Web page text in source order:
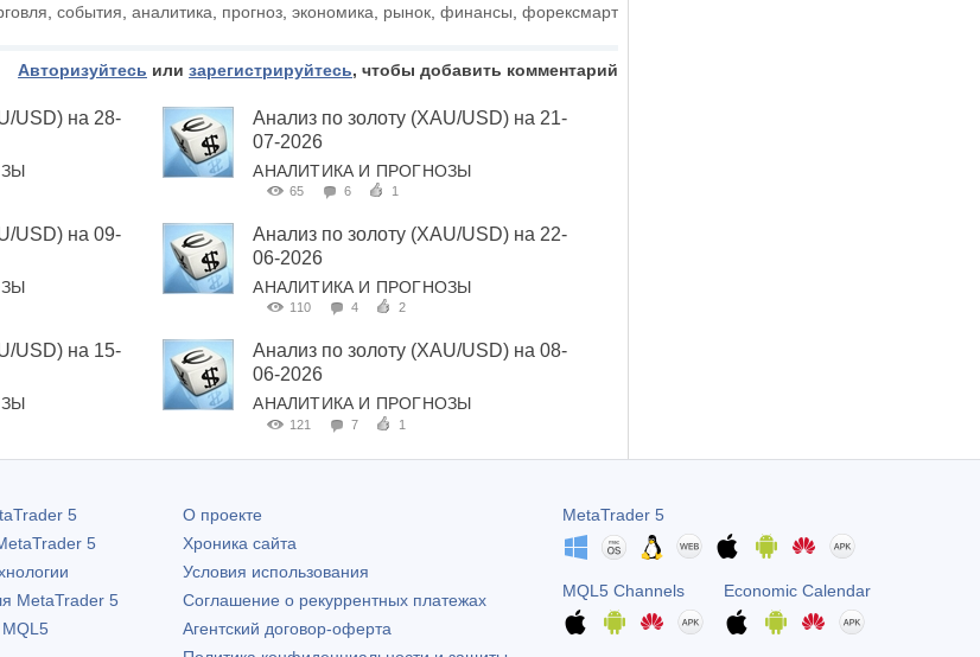
события аналитика прогноз экономика рынок финансы форексмарт
Авторизуйтесь или зарегистрируйтесь, чтобы добавить комментарий
USD) на 28-
Анализ по золоту (XAU/USD) на 21-
07-2026
АНАЛИТИКА И ПРОГНОЗЫ
65 6 1
USD) на 09-
Анализ по золоту (XAU/USD) на 22-
06-2026
АНАЛИТИКА И ПРОГНОЗЫ
110 4 2
USD) на 15-
Анализ по золоту (XAU/USD) на 08-
06-2026
АНАЛИТИКА И ПРОГНОЗЫ
121 7 1
5
5
MetaTrader 5
MQL5
О проекте
Хроника сайта
Условия использования
Соглашение о рекуррентных платежах
Агентский договор-оферта
MetaTrader 5
MQL5 Channels Economic Calendar